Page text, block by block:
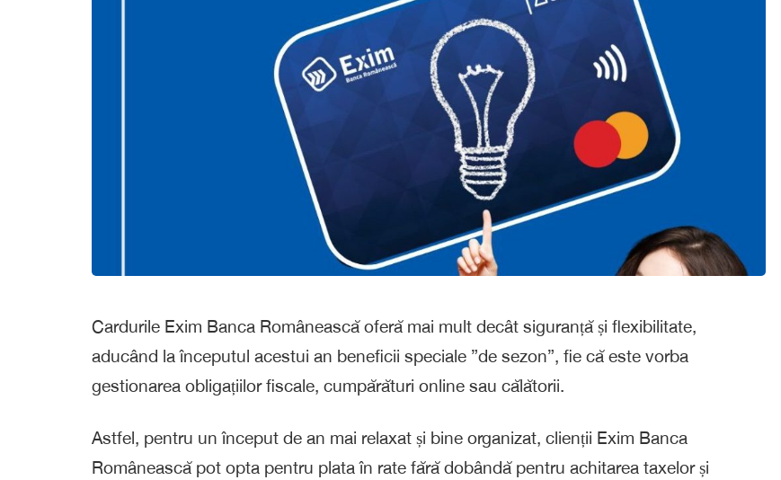
Cardurile Exim Banca Românească oferă mai mult decât siguranță și flexibilitate,
aducând la începutul acestui an beneficii speciale ”de sezon”, fie că este vorba
gestionarea obligațiilor fiscale, cumpărături online sau călătorii.
Astfel, pentru un început de an mai relaxat și bine organizat, clienții Exim Banca
Românească pot opta pentru plata în rate fără dobândă pentru achitarea taxelor și